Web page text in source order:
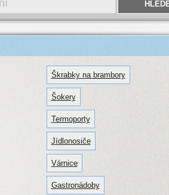
Škrabky na brambory
Šokery
Termoporty
Jídlonosiče
Várnice
Gastronádoby